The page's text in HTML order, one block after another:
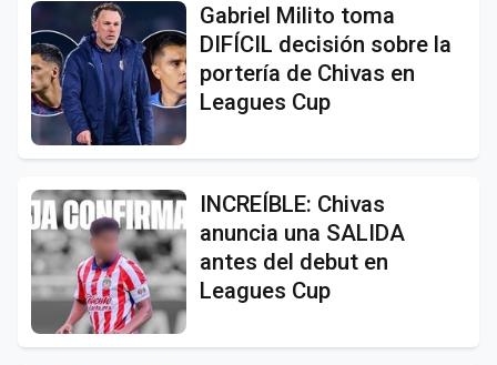
Gabriel Milito toma
DIFÍCIL decisión sobre la
portería de Chivas en
Leagues Cup
INCREÍBLE: Chivas
anuncia una SALIDA
antes del debut en
Leagues Cup